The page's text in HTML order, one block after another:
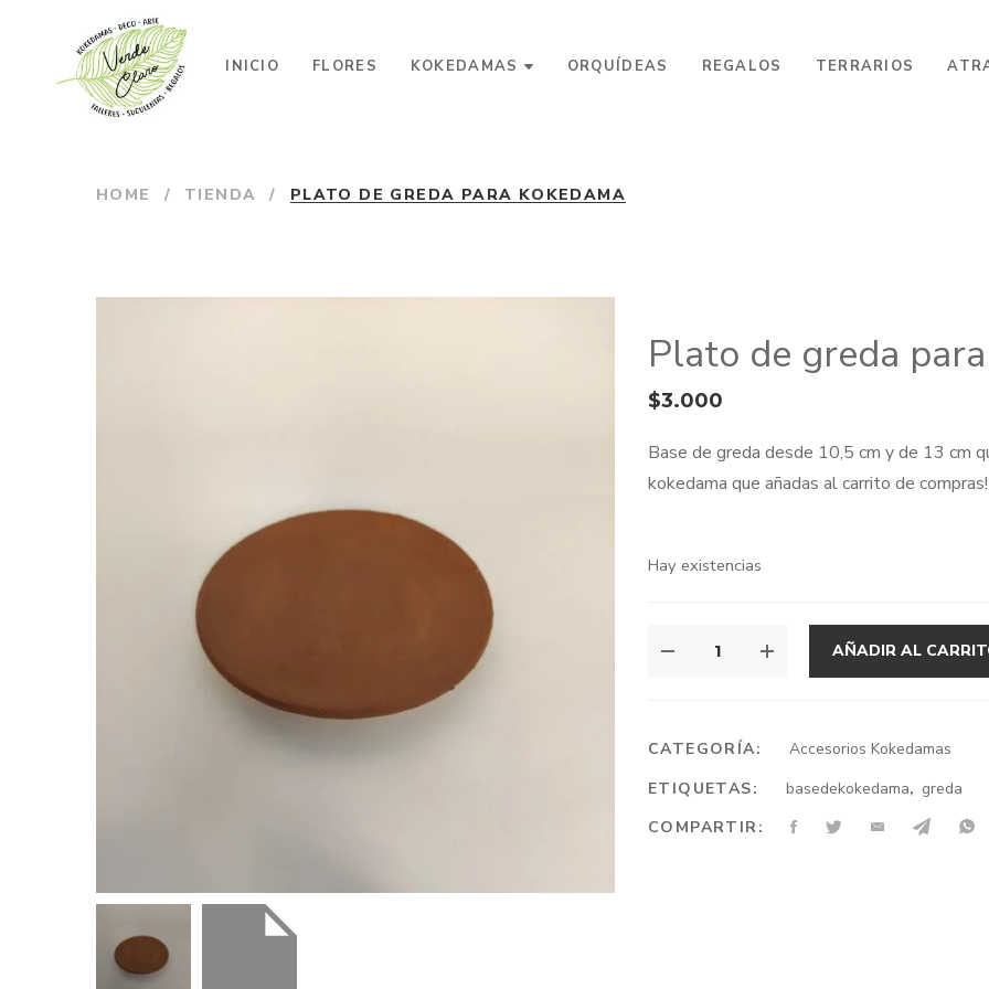
INICIO FLORES KOKEDAMAS ORQUÍDEAS REGALOS TERRARIOS
HOME / TIENDA / PLATO DE GREDA PARA KOKEDAMA
Plato de greda
$3.000
Base de greda desde 10,5 cm y de 13 cm
kokedama que añadas al carrito de compras!
Hay existencias
AÑADIR AL
CATEGORÍA:
Accesorios Kokedamas
ETIQUETAS:
basedekokedama, greda
COMPARTIR: